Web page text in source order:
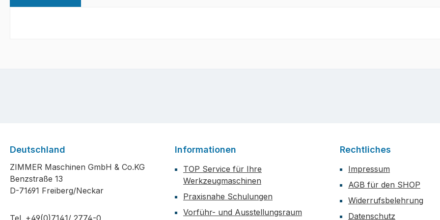
Informationen
TOP Service für Ihre
Werkzeugmaschinen
Praxisnahe Schulungen
Vorführ- und Ausstellungsraum
Rechtliches
Impressum
AGB für den SHOP
Widerrufsbelehrung
Datenschutz
Deutschland
ZIMMER Maschinen GmbH & Co.KG
Benzstraße 13
D-71691 Freiberg/Neckar
Tel. +49(0)7141/ 2774-0